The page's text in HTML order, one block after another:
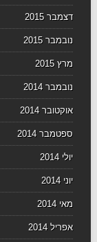
דצמבר 2015
נובמבר 2015
מרץ 2015
נובמבר 2014
אוקטובר 2014
ספטמבר 2014
יולי 2014
יוני 2014
מאי 2014
אפריל 2014